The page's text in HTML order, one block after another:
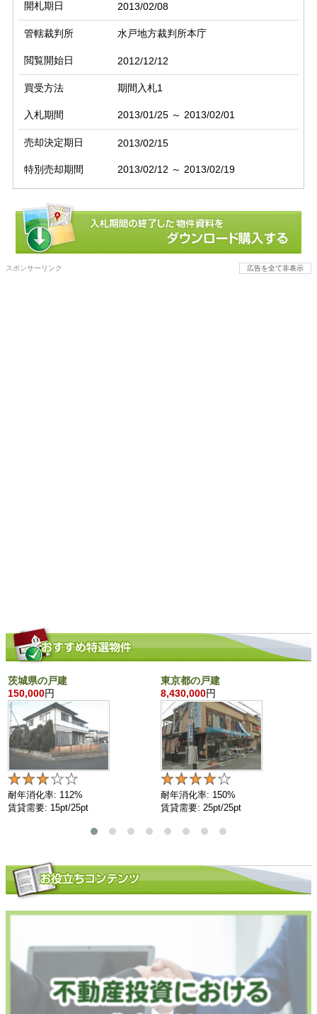
開札期日 2013/02/08
管轄裁判所 水戸地方裁判所本庁
閲覧開始日 2012/12/12
買受方法 期間入札1
入札期間 2013/01/25 ～ 2013/02/01
売却決定期日 2013/02/15
特別売却期間 2013/02/12 ～ 2013/02/19
スポンサーリンク 広告を全て非表示
茨城県の戸建
150,000円
耐年消化率: 112%
賃貸需要: 15pt/25pt
東京都の戸建
8,430,000円
耐年消化率: 150%
賃貸需要: 25pt/25pt